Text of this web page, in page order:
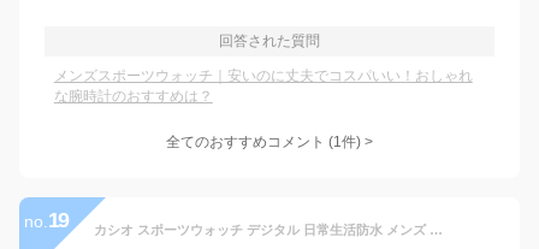
回答された質問
メンズスポーツウォッチ｜安いのに丈夫でコスパいい！おしゃれ
な腕時計のおすすめは？
全てのおすすめコメント (1件) >
no. 19 カシオ スポーツウォッチ デジタル 日常生活防水 メンズ 腕時計 ブラック 黒 (SD8OC51海外版) ストップウォッチ アラーム カレンダー 10年電池 LED ライト付き ランニングウォッチ カシオ CASIO マラソン ランニング 時計 ランナー ウォッチ ランニングウオッチ